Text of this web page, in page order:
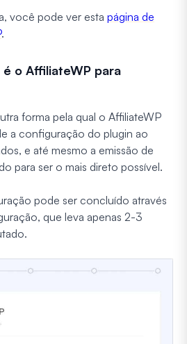
você pode ver esta página de
.
é o AffiliateWP para
forma pela qual o AffiliateWP
a configuração do plugin ao
e até mesmo a emissão de
para ser o mais direto possível.
pode ser concluído através
que leva apenas 2-3